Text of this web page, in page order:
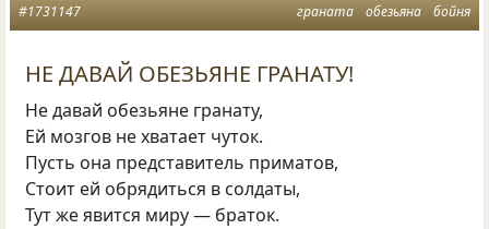
граната обезьяна бойня
#1731147
НЕ ДАВАЙ ОБЕЗЬЯНЕ ГРАНАТУ!
Не давай обезьяне гранату,
Ей мозгов не хватает чуток.
Пусть она представитель приматов,
Стоит ей обрядиться в солдаты,
Тут же явится миру — браток.